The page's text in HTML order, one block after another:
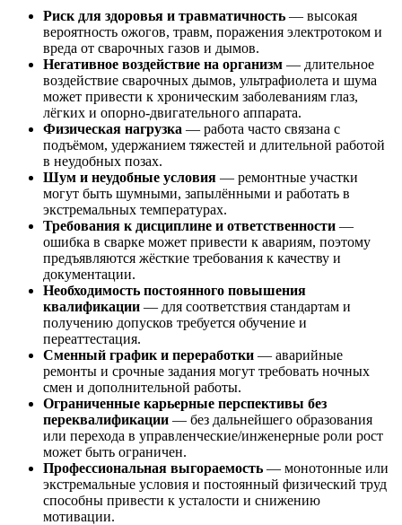
Риск для здоровья и травматичность — высокая
вероятность ожогов, травм, поражения электротоком и
вреда от сварочных газов и дымов.
Негативное воздействие на организм — длительное
воздействие сварочных дымов, ультрафиолета и шума
может привести к хроническим заболеваниям глаз,
лёгких и опорно-двигательного аппарата.
Физическая нагрузка — работа часто связана с
подъёмом, удержанием тяжестей и длительной работой
в неудобных позах.
Шум и неудобные условия — ремонтные участки
могут быть шумными, запылёнными и работать в
экстремальных температурах.
Требования к дисциплине и ответственности —
ошибка в сварке может привести к авариям, поэтому
предъявляются жёсткие требования к качеству и
документации.
Необходимость постоянного повышения
квалификации — для соответствия стандартам и
получению допусков требуется обучение и
переаттестация.
Сменный график и переработки — аварийные
ремонты и срочные задания могут требовать ночных
смен и дополнительной работы.
Ограниченные карьерные перспективы без
переквалификации — без дальнейшего образования
или перехода в управленческие/инженерные роли рост
может быть ограничен.
Профессиональная выгораемость — монотонные или
экстремальные условия и постоянный физический труд
способны привести к усталости и снижению
мотивации.